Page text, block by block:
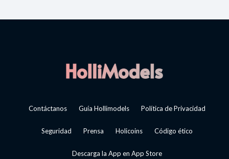
Contáctanos Guía Hollimodels Política de Privacidad
Seguridad Prensa Holicoins Código ético
Descarga la App en App Store